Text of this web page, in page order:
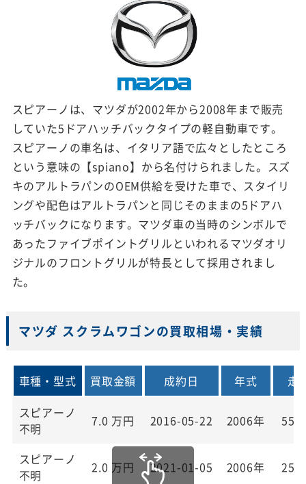
スピアーノは、マツダが2002年から2008年まで販売
していた5ドアハッチバックタイプの軽自動車です。
スピアーノの車名は、イタリア語で広々としたところ
という意味の【spiano】から名付けられました。スズ
キのアルトラパンのOEM供給を受けた車で、スタイリ
ングや配色はアルトラパンと同じそのままの5ドアハ
ッチバックになります。マツダ車の当時のシンボルで
あったファイブポイントグリルといわれるマツダオリ
ジナルのフロントグリルが特長として採用されまし
た。
マツダ スクラムワゴンの買取相場・実績
車種・型式 買取金額 成約日 年式
走
スピアーノ
不明
7.0 万円 2016-05-22 2006年
スピアーノ
不明
2.0 万円 2021-01-05 2006年